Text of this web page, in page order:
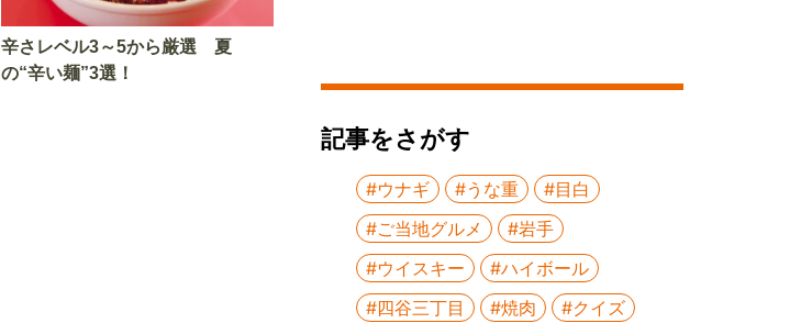
辛さレベル3～5から厳選 夏
の“辛い麺”3選！
記事をさがす
#ウナギ #うな重
#目白
#ご当地グルメ
#岩手
#ウイスキー
#ハイボール
#四谷三丁目
#焼肉
#クイズ